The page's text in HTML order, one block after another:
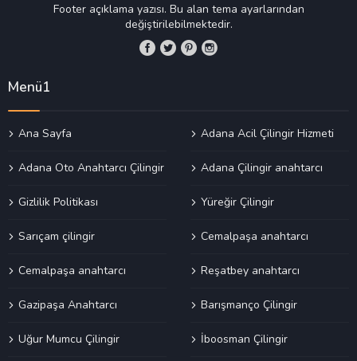
Footer açıklama yazısı. Bu alan tema ayarlarından
değiştirilebilmektedir.
Menü1
Ana Sayfa Adana Acil Çilingir Hizmeti
Adana Oto Anahtarcı Çilingir Adana Çilingir anahtarcı
Gizlilik Politikası Yüreğir Çilingir
Sarıçam çilingir Cemalpaşa anahtarcı
Cemalpaşa anahtarcı Reşatbey anahtarcı
Gazipaşa Anahtarcı Barışmanço Çilingir
Uğur Mumcu Çilingir İboosman Çilingir